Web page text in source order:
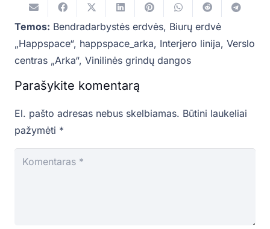
Temos: Bendradarbystės erdvės, Biurų erdvė
„Happspace“, happspace_arka, Interjero linija, Verslo
centras „Arka“, Vinilinės grindų dangos
Parašykite komentarą
El. pašto adresas nebus skelbiamas. Būtini laukeliai
pažymėti *